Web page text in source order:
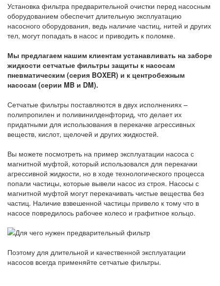
Установка фильтра предварительной очистки перед насосным
оборудованием обеспечит длительную эксплуатацию
насосного оборудования, ведь наличие частиц, нитей и других
тел, могут попадать в насос и приводить к поломке.
Мы предлагаем нашим клиентам устанавливать на заборе
жидкости сетчатые фильтры защиты к насосам
пневматическим (серия BOXER) и к центробежным
насосам (серии MB и DM).
Сетчатые фильтры поставляются в двух исполнениях –
полипропилен и поливинилденфторид, что делает их
придатными для использования в перекачке агрессивных
веществ, кислот, щелочей и других жидкостей.
Вы можете посмотреть на пример эксплуатации насоса с
магнитной муфтой, который использовался для перекачки
агрессивной жидкости, но в ходе технологического процесса
попали частицы, которые вывели насос из строя. Насосы с
магнитной муфтой могут перекачивать чистые вещества без
частиц. Наличие взвешенной частицы привело к тому что в
насосе повредилось рабочее колесо и графитное кольцо.
Поэтому для длительной и качественной эксплуатации
насосов всегда применяйте сетчатые фильтры.